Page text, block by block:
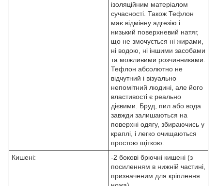
ізоляційним матеріалом
сучасності. Також Тефлон
має відмінну адгезію і
низький поверхневий натяг,
що не змочується ні жирами,
ні водою, ні іншими засобами
та можливими розчинниками.
Тефлон абсолютно не
відчутний і візуально
непомітний людині, але його
властивості є реально
дієвими. Бруд, пил або вода
завжди залишаються на
поверхні одягу, збираючись у
краплі, і легко очищаються
простою щіткою.
Кишені:
-2 бокові брючні кишені (з
посиленням в нижній частині,
призначеним для кріплення